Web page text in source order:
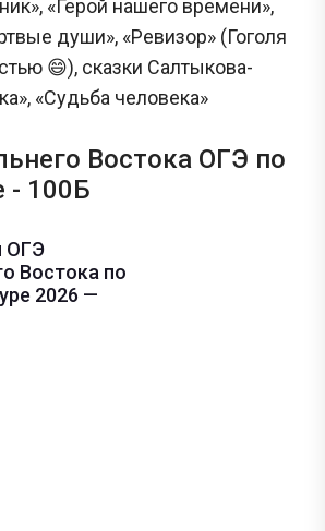
«Герой нашего времени»,
души», «Ревизор» (Гоголя
😄), сказки Салтыкова-
«Судьба человека»
Востока ОГЭ по
- 100Б
ОГЭ
Востока по
2026 —